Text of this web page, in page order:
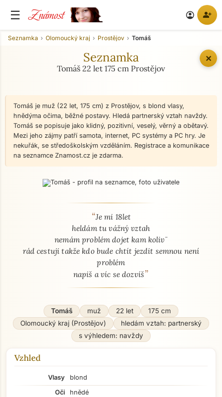
☰ Známost account_circle person_add
✕
Seznamka Olomoucký kraj Prostějov Tomáš
Seznamka
Tomáš 22 let 175 cm Prostějov
Tomáš je muž (22 let, 175 cm) z Prostějov, s blond vlasy,
hnědýma očima, běžné postavy. Hledá partnerský vztah navždy.
Tomáš se popisuje jako klidný, pozitivní, veselý, věrný a obětavý.
Mezi jeho zájmy patří samota, internet, PC systémy a PC hry. Je
nekuřák, se středoškolským vzděláním. Registrace a komunikace
na seznamce Znamost.cz je zdarma.
O mně - seznamka profil
“Je mi 18let
heldám tu vážný vztah
nemám problém dojet kam koliv¨
rád cestuji takže kdo bude chtít jezdit semnou není
problém
napiš a víc se dozvíš”
Tomáš muž 22 let
175 cm
Olomoucký kraj (Prostějov)
hledám vztah: partnerský
s výhledem: navždy
Vzhled
Vlasy
blond
Oči
hnědé